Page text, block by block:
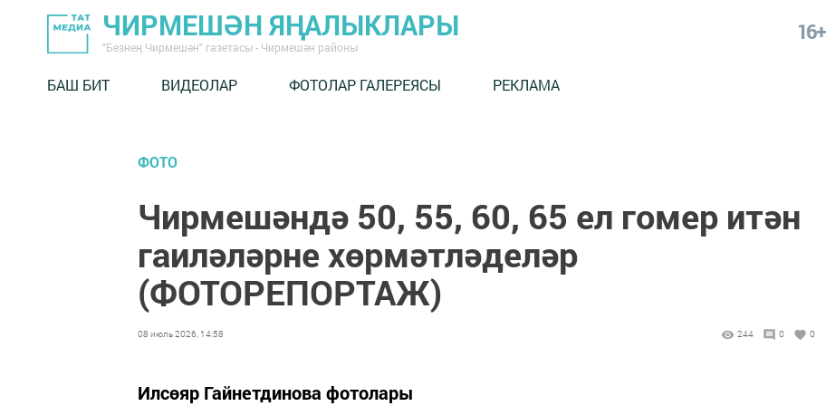
ЧИРМЕШӘН ЯҢАЛЫКЛАРЫ
"Безнең Чирмешән" газетасы - Чирмешән районы
16+
БАШ БИТ ВИДЕОЛАР ФОТОЛАР ГАЛЕРЕЯСЫ РЕКЛАМА
ФОТО
Чирмешәндә 50, 55, 60, 65 ел гомер итән
гаиләләрне хөрмәтләделәр
(ФОТОРЕПОРТАЖ)
08 июль 2026, 14:58 244 0 0
Илсөяр Гайнетдинова фотолары